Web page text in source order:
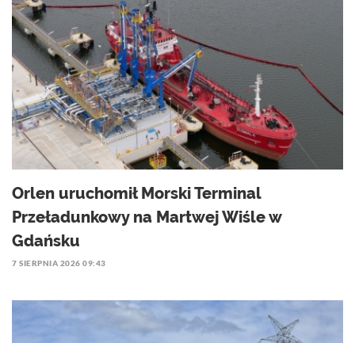
Orlen uruchomił Morski Terminal
Przeładunkowy na Martwej Wiśle w
Gdańsku
7 SIERPNIA 2026 09:43